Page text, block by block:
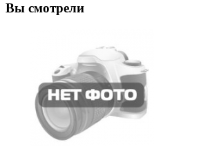
Вы смотрели